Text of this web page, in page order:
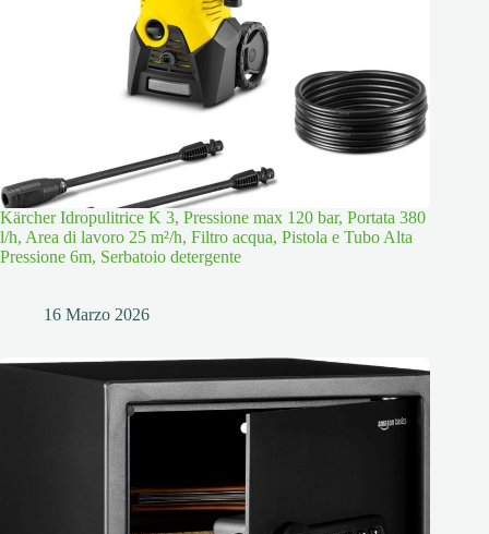
Kärcher Idropulitrice K 3, Pressione max 120 bar, Portata 380
l/h, Area di lavoro 25 m²/h, Filtro acqua, Pistola e Tubo Alta
Pressione 6m, Serbatoio detergente
16 Marzo 2026